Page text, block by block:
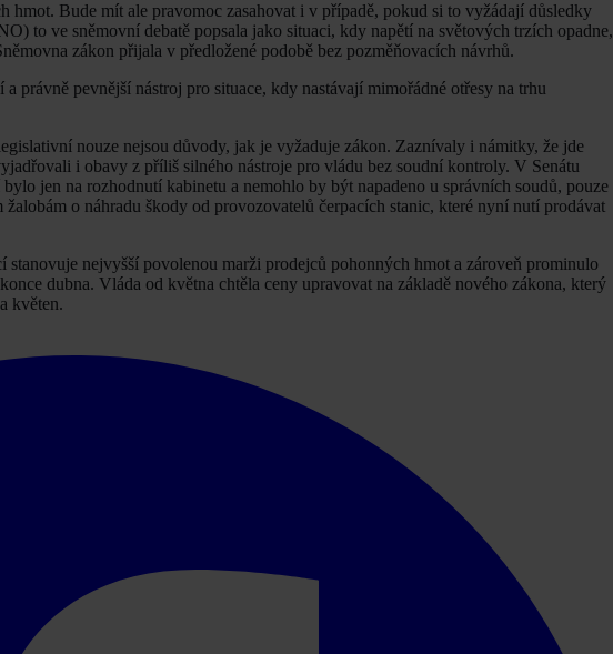
hmot. Bude mít ale pravomoc zasahovat i v případě, pokud si to vyžádají důsledky
to ve sněmovní debatě popsala jako situaci, kdy napětí na světových trzích opadne,
zákon přijala v předložené podobě bez pozměňovacích návrhů.
právně pevnější nástroj pro situace, kdy nastávají mimořádné otřesy na trhu
nouze nejsou důvody, jak je vyžaduje zákon. Zaznívaly i námitky, že jde
i obavy z příliš silného nástroje pro vládu bez soudní kontroly. V Senátu
jen na rozhodnutí kabinetu a nemohlo by být napadeno u správních soudů, pouze
o náhradu škody od provozovatelů čerpacích stanic, které nyní nutí prodávat
nejvyšší povolenou marži prodejců pohonných hmot a zároveň prominulo
dubna. Vláda od května chtěla ceny upravovat na základě nového zákona, který
květen.